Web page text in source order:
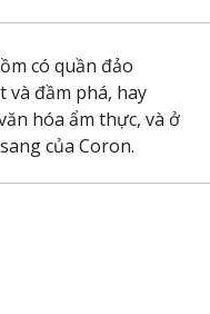
có quần đảo
và đầm phá, hay
hóa ẩm thực, và ở
của Coron.